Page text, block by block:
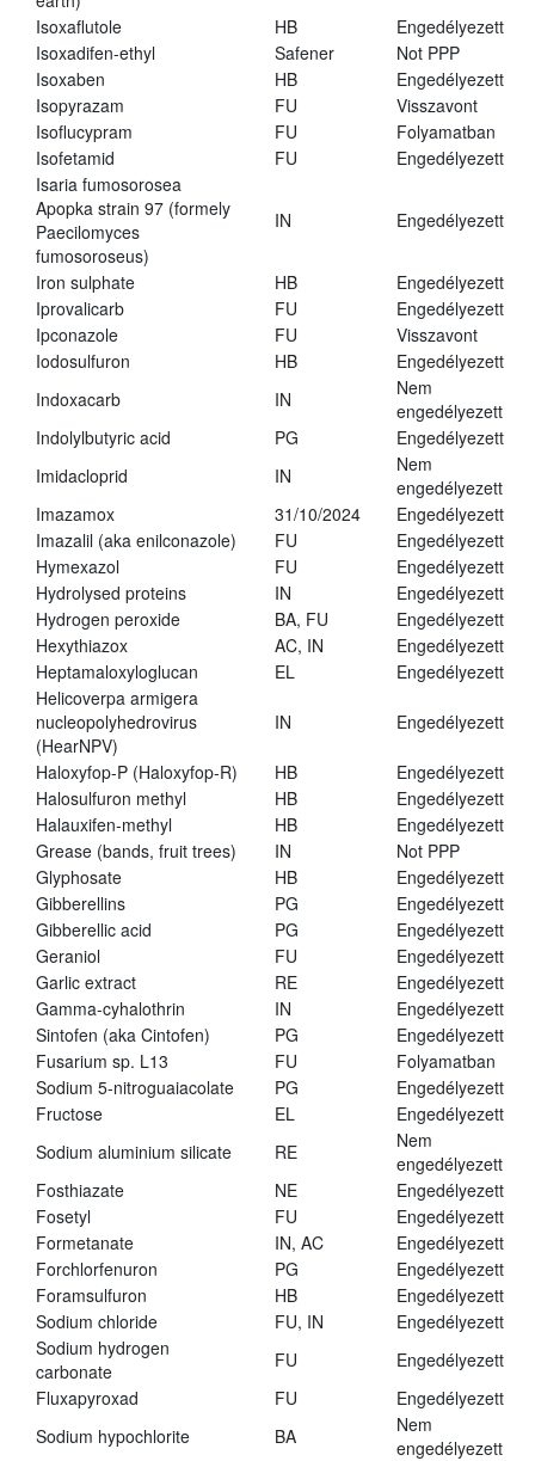
Isoxaflutole
HB
Engedélyezett
Isoxadifen-ethyl
Safener
Not PPP
Isoxaben
HB
Engedélyezett
Isopyrazam
FU
Visszavont
Isoflucypram
FU
Folyamatban
Isofetamid
FU
Engedélyezett
Isaria fumosorosea
Apopka strain 97 (formely
Paecilomyces
fumosoroseus)
IN Engedélyezett
Iron sulphate HB
Engedélyezett
Iprovalicarb
FU
Engedélyezett
Ipconazole
FU
Visszavont
Iodosulfuron
HB
Engedélyezett
Indoxacarb
IN
Nem
engedélyezett
Indolylbutyric acid
PG
Engedélyezett
Imidacloprid
IN
Nem
engedélyezett
Imazamox
31/10/2024
Engedélyezett
Imazalil (aka enilconazole)
FU
Engedélyezett
Hymexazol
FU
Engedélyezett
Hydrolysed proteins
IN
Engedélyezett
Hydrogen peroxide
BA, FU
Engedélyezett
Hexythiazox
AC, IN
Engedélyezett
Heptamaloxyloglucan
EL
Engedélyezett
Helicoverpa armigera
nucleopolyhedrovirus
(HearNPV)
IN Engedélyezett
Haloxyfop-P (Haloxyfop-R) HB
Engedélyezett
Halosulfuron methyl
HB
Engedélyezett
Halauxifen-methyl
HB
Engedélyezett
Grease (bands, fruit trees)
IN
Not PPP
Glyphosate
HB
Engedélyezett
Gibberellins
PG
Engedélyezett
Gibberellic acid
PG
Engedélyezett
Geraniol
FU
Engedélyezett
Garlic extract
RE
Engedélyezett
Gamma-cyhalothrin
IN
Engedélyezett
Sintofen (aka Cintofen)
PG
Engedélyezett
Fusarium sp. L13
FU
Folyamatban
Sodium 5-nitroguaiacolate
PG
Engedélyezett
Fructose
EL
Engedélyezett
Sodium aluminium silicate
RE
Nem
engedélyezett
Fosthiazate
NE
Engedélyezett
Fosetyl
FU
Engedélyezett
Formetanate
IN, AC
Engedélyezett
Forchlorfenuron
PG
Engedélyezett
Foramsulfuron
HB
Engedélyezett
Sodium chloride
FU, IN
Engedélyezett
Sodium hydrogen
carbonate
FU
Engedélyezett
Fluxapyroxad
FU
Engedélyezett
Sodium hypochlorite
BA
Nem
engedélyezett